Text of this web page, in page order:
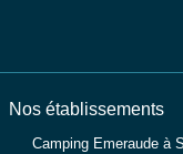
Nos établissements
Camping Emeraude à